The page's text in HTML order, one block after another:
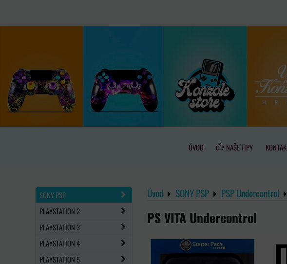
ÚVOD NAŠE TIPY
Úvod SONY PSP PSP Undercontrol
PS VITA Undercontrol
SONY PSP
PLAYSTATION 2
PLAYSTATION 3
PLAYSTATION 4
PLAYSTATION 5